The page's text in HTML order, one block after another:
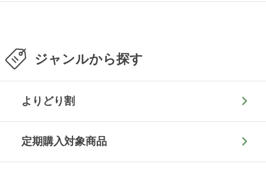
ジャンルから探す
よりどり割
定期購入対象商品